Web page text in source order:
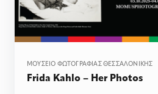
ΜΟΥΣΕΊΟ ΦΩΤΟΓΡΑΦΊΑΣ ΘΕΣΣΑΛΟΝΊΚΗΣ
Frida Kahlo – Her Photos